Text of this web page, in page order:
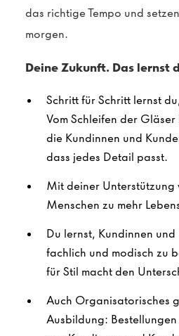
das richtige Tempo und
morgen.
Deine Zukunft. Das lernst
Schritt für Schritt lernst
Vom Schleifen der
die Kundinnen und
dass jedes Detail passt.
Mit deiner Unterstützung
Menschen zu mehr
Du lernst, Kundinnen
fachlich und modisch zu
für Stil macht den
Auch Organisatorisches
Ausbildung: